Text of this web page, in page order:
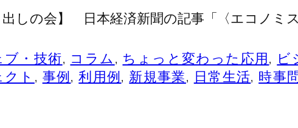
出しの会】 日本経済新聞の記事「〈エコノミ
ブ・技術, コラム, ちょっと変わった応用, ビ
ト , 事例, 利用例, 新規事業, 日常生活, 時事